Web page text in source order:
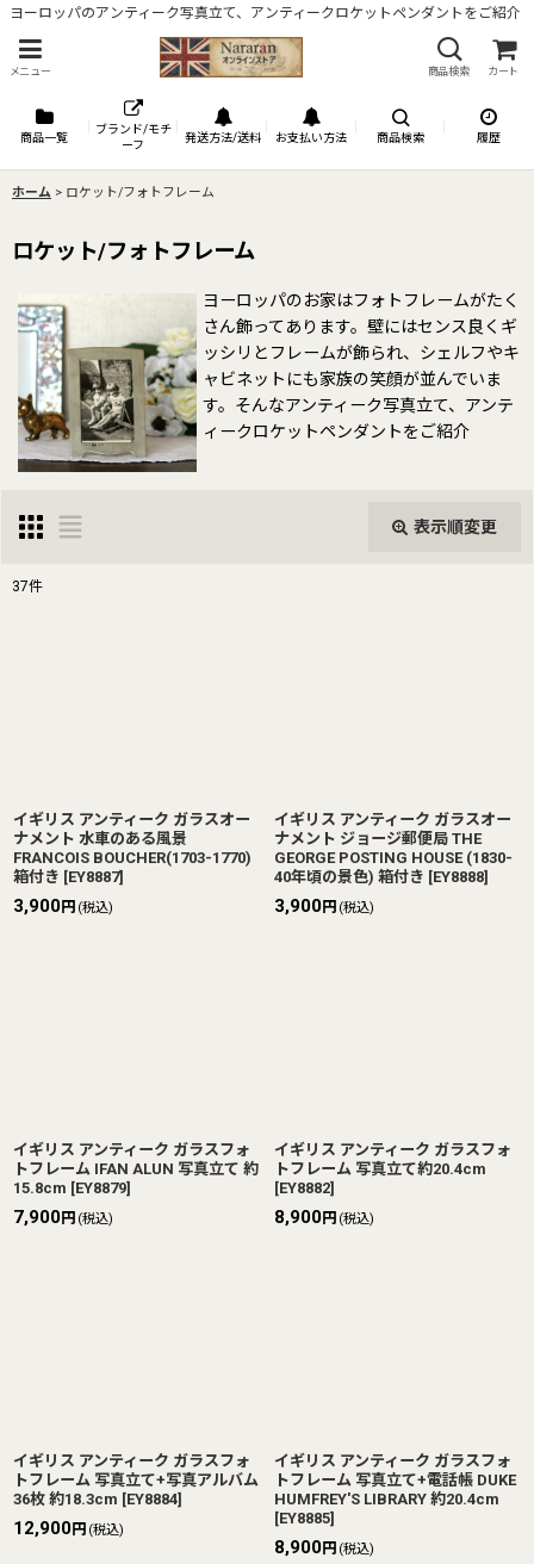
ヨーロッパのアンティーク写真立て、アンティークロケットペンダントをご紹介
メニュー 商品検索 カート
商品一覧
ブランド/モチ
ーフ
発送方法/送料 お支払い方法 商品検索 履歴
ホーム > ロケット/フォトフレーム
ロケット/フォトフレーム
ヨーロッパのお家はフォトフレームがたく
さん飾ってあります。壁にはセンス良くギ
ッシリとフレームが飾られ、シェルフやキ
ャビネットにも家族の笑顔が並んでいま
す。そんなアンティーク写真立て、アンテ
ィークロケットペンダントをご紹介
表示順変更
37件
イギリス アンティーク ガラスオー
ナメント 水車のある風景
FRANCOIS BOUCHER(1703-1770)
箱付き [EY8887]
3,900円 (税込)
イギリス アンティーク ガラスオー
ナメント ジョージ郵便局 THE
GEORGE POSTING HOUSE (1830-
40年頃の景色) 箱付き [EY8888]
3,900円 (税込)
イギリス アンティーク ガラスフォ
トフレーム IFAN ALUN 写真立て 約
15.8cm [EY8879]
7,900円 (税込)
イギリス アンティーク ガラスフォ
トフレーム 写真立て約20.4cm
[EY8882]
8,900円 (税込)
イギリス アンティーク ガラスフォ
トフレーム 写真立て+写真アルバム
36枚 約18.3cm [EY8884]
12,900円 (税込)
イギリス アンティーク ガラスフォ
トフレーム 写真立て+電話帳 DUKE
HUMFREY'S LIBRARY 約20.4cm
[EY8885]
8,900円 (税込)